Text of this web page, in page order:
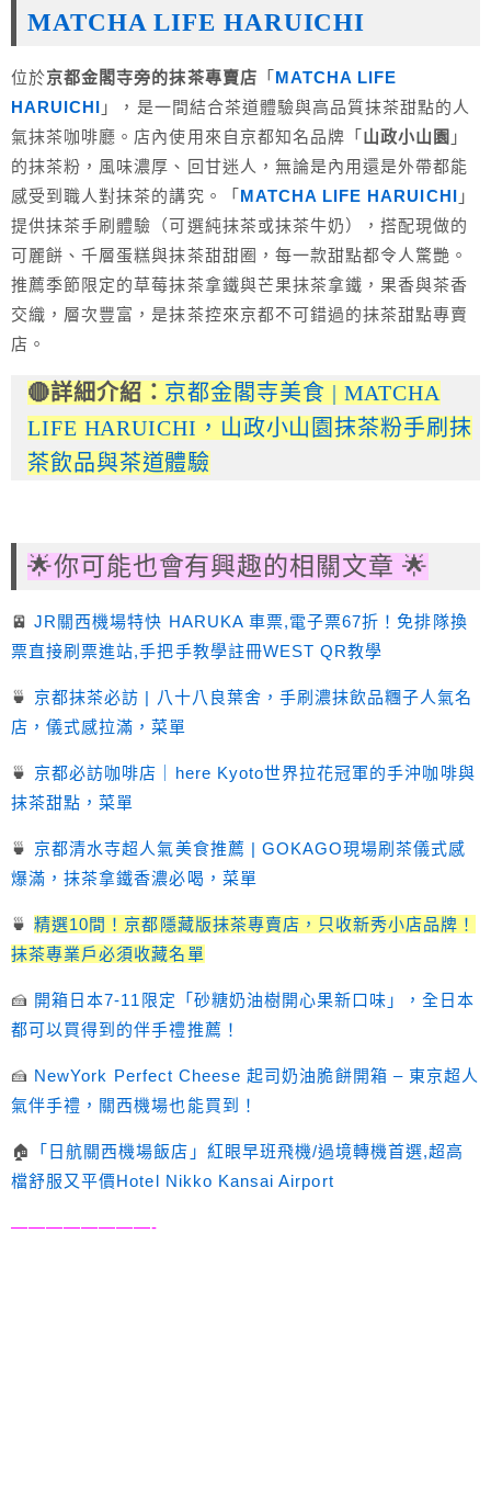
MATCHA LIFE HARUICHI
位於京都金閣寺旁的抹茶專賣店 「 MATCHA LIFE
HARUICHI 」，是一間結合茶道體驗與高品質抹茶甜點的人
氣抹茶咖啡廳。店內使用來自京都知名品牌「 山政小山園 」
的抹茶粉，風味濃厚、回甘迷人，無論是內用還是外帶都能
感受到職人對抹茶的講究。「 MATCHA LIFE HARUICHI 」
提供抹茶手刷體驗（可選純抹茶或抹茶牛奶），搭配現做的
可麗餅、千層蛋糕與抹茶甜甜圈，每一款甜點都令人驚艷。
推薦季節限定的草莓抹茶拿鐵與芒果抹茶拿鐵，果香與茶香
交織，層次豐富，是抹茶控來京都不可錯過的抹茶甜點專賣
店。
🔴詳細介紹： 京都金閣寺美食 | MATCHA
LIFE HARUICHI，山政小山園抹茶粉手刷抹
茶飲品與茶道體驗
🌟你可能也會有興趣的相關文章 🌟
🚈JR關西機場特快 HARUKA 車票,電子票67折！免排隊換
票直接刷票進站,手把手教學註冊WEST QR教學
🍵 京都抹茶必訪 | 八十八良葉舍，手刷濃抹飲品糰子人氣名
店，儀式感拉滿，菜單
🍵 京都必訪咖啡店｜here Kyoto世界拉花冠軍的手沖咖啡與
抹茶甜點，菜單
🍵 京都清水寺超人氣美食推薦 | GOKAGO現場刷茶儀式感
爆滿，抹茶拿鐵香濃必喝，菜單
🍵精選10間！京都隱藏版抹茶專賣店，只收新秀小店品牌！
抹茶專業戶必須收藏名單
🍰 開箱日本7-11限定「砂糖奶油樹開心果新口味」，全日本
都可以買得到的伴手禮推薦！
🍰 NewYork Perfect Cheese 起司奶油脆餅開箱 – 東京超人
氣伴手禮，關西機場也能買到！
🏠
「日航關西機場飯店」紅眼早班飛機/過境轉機首選,超高
檔舒服又平價Hotel Nikko Kansai Airport
————————-